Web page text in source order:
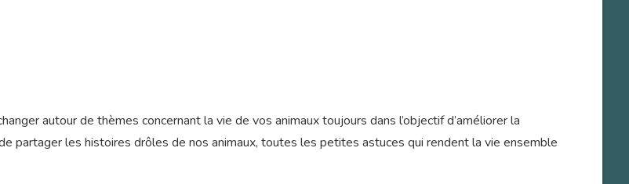
autour de thèmes concernant la vie de vos animaux toujours dans l’objectif d’améliorer la
partager les histoires drôles de nos animaux, toutes les petites astuces qui rendent la vie ensemble